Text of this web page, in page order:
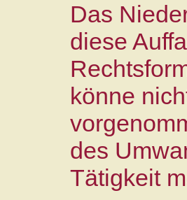
Das
diese
könne
des
Tätigkeit